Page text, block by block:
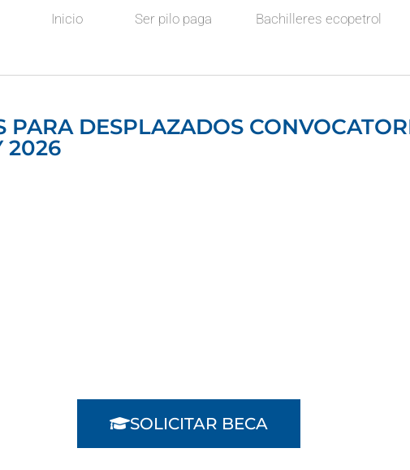
Inicio Ser pilo paga Bachilleres ecopetrol
PARA DESPLAZADOS
2026
SOLICITAR BECA